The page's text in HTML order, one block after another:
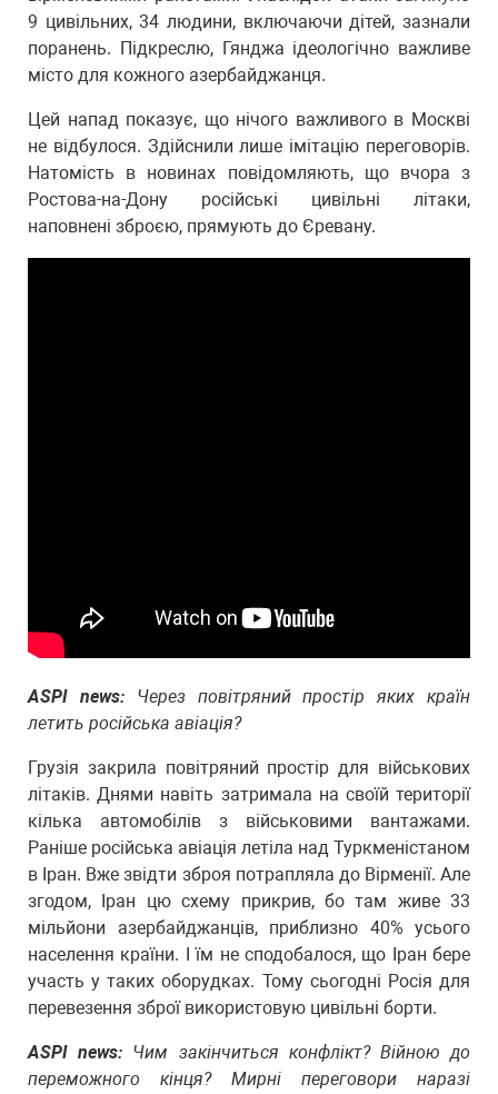
9 цивільних, 34 людини, включаючи дітей, зазнали
поранень. Підкреслю, Гянджа ідеологічно важливе
місто для кожного азербайджанця.
Цей напад показує, що нічого важливого в Москві
не відбулося. Здійснили лише імітацію переговорів.
Натомість в новинах повідомляють, що вчора з
Ростова-на-Дону російські цивільні літаки,
наповнені зброєю, прямують до Єревану.
ASPI news:Через повітряний простір яких країн
летить російська авіація?
Грузія закрила повітряний простір для військових
літаків. Днями навіть затримала на своїй території
кілька автомобілів з військовими вантажами.
Раніше російська авіація летіла над Туркменістаном
в Іран. Вже звідти зброя потрапляла до Вірменії. Але
згодом, Іран цю схему прикрив, бо там живе 33
мільйони азербайджанців, приблизно 40% усього
населення країни. І їм не сподобалося, що Іран бере
участь у таких оборудках. Тому сьогодні Росія для
перевезення зброї використовую цивільні борти.
ASPI news: Чим закінчиться конфлікт? Війною до
переможного кінця? Мирні переговори наразі